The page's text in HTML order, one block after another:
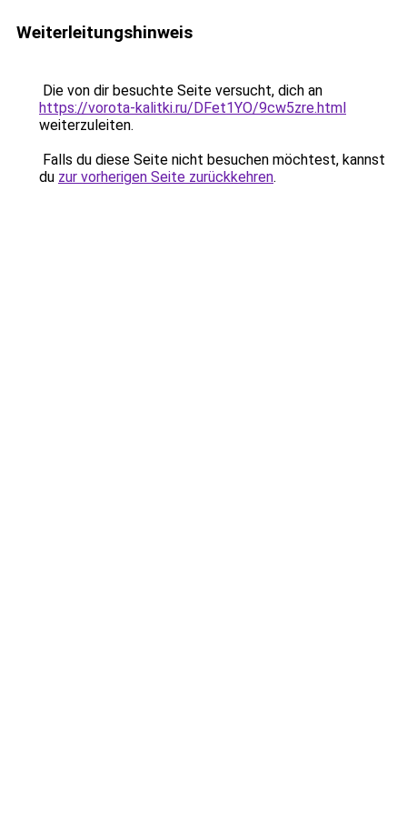
Weiterleitungshinweis
Die von dir besuchte Seite versucht, dich an
https://vorota-kalitki.ru/DFet1YO/9cw5zre.html
weiterzuleiten.
Falls du diese Seite nicht besuchen möchtest, kannst
du zur vorherigen Seite zurückkehren.